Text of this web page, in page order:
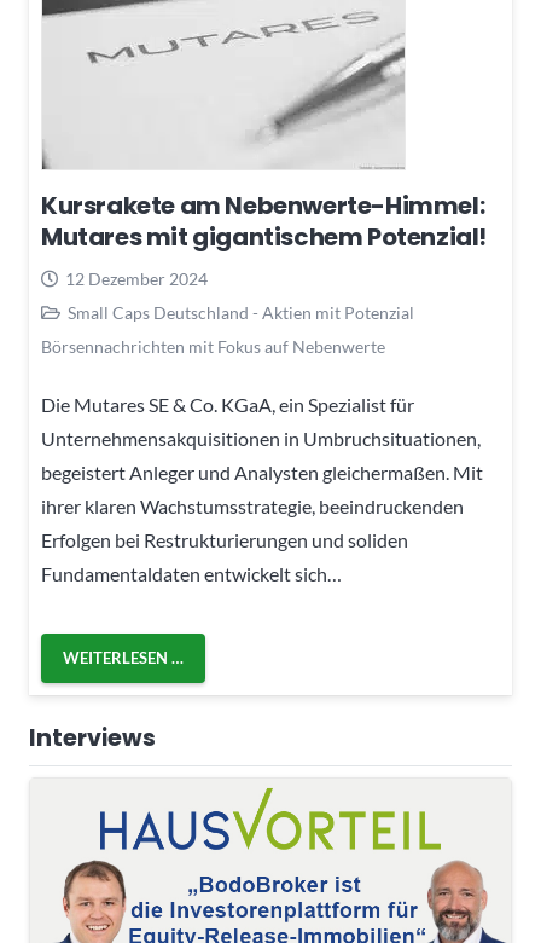
Kursrakete am Nebenwerte-Himmel:
Mutares mit gigantischem Potenzial!
12 Dezember 2024
Small Caps Deutschland - Aktien mit Potenzial
Börsennachrichten mit Fokus auf Nebenwerte
Die Mutares SE & Co. KGaA, ein Spezialist für
Unternehmensakquisitionen in Umbruchsituationen,
begeistert Anleger und Analysten gleichermaßen. Mit
ihrer klaren Wachstumsstrategie, beeindruckenden
Erfolgen bei Restrukturierungen und soliden
Fundamentaldaten entwickelt sich…
WEITERLESEN …
Interviews